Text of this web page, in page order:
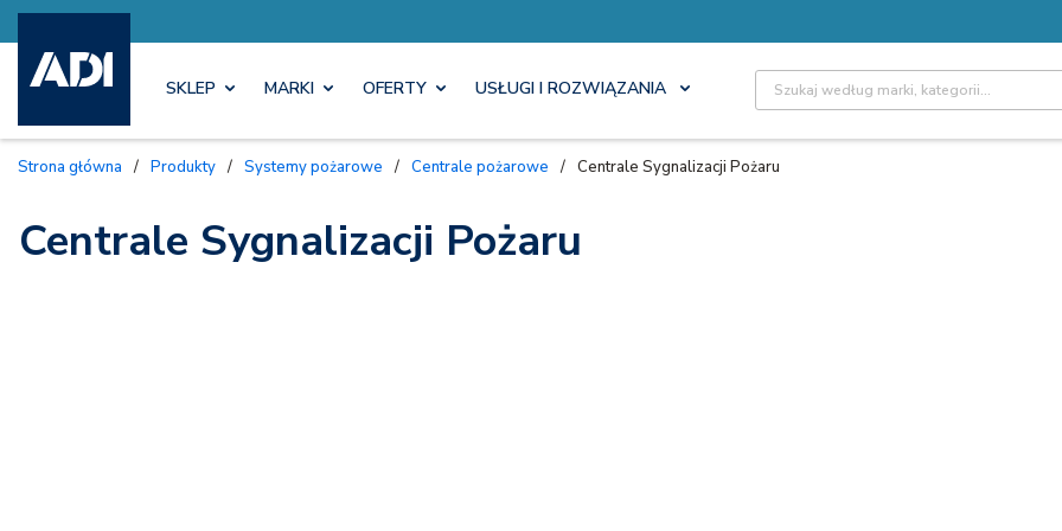
SKLEP MARKI OFERTY USŁUGI I ROZWIĄZANIA Site Search
Strona główna / Produkty / Systemy pożarowe / Centrale pożarowe / Centrale Sygnalizacji Pożaru
Centrale Sygnalizacji Pożaru